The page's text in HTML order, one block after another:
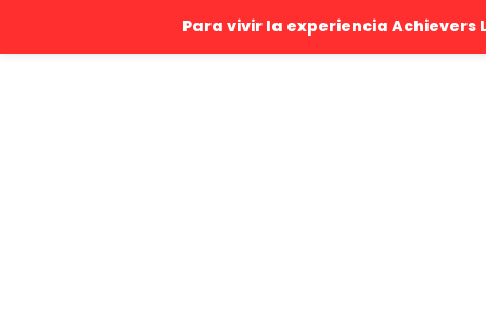
Para vivir la experiencia Achievers